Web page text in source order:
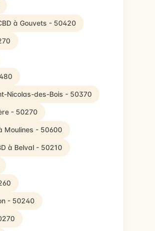
à Gouvets - 50420
Nicolas-des-Bois - 50370
- 50270
Moulines - 50600
à Belval - 50210
- 50240